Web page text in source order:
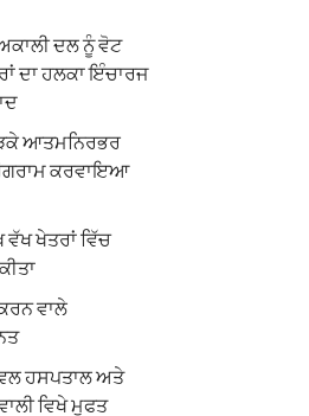
ਦਲ ਨੂੰ ਵੋਟ
ਦਾ ਹਲਕਾ ਇੰਚਾਰਜ
ਆਤਮਨਿਰਭਰ
ਕਰਵਾਇਆ
ਵੱਖ ਖੇਤਰਾਂ ਵਿੱਚ
ਵਾਲੇ
ਹਸਪਤਾਲ ਅਤੇ
ਵਿਖੇ ਮੁਫਤ